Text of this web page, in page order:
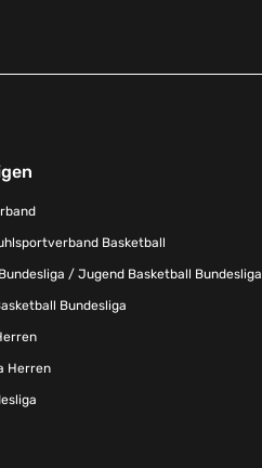
Basketball
/ Jugend Basketball Bundesliga
Bundesliga
Herren